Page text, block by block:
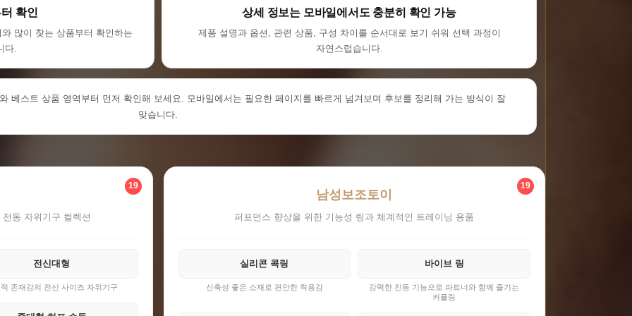
확인
많이 찾는 상품부터 확인하는
다.
상세 정보는 모바일에서도 충분히 확인 가능
제품 설명과 옵션, 관련 상품, 구성 차이를 순서대로 보기 쉬워 선택 과정이
자연스럽습니다.
베스트 상품 영역부터 먼저 확인해 보세요. 모바일에서는 필요한 페이지를 빠르게 넘겨보며 후보를 정리해 가는 방식이 잘
맞습니다.
19
동 자위기구 컬렉션
전신대형
존재감의 전신 사이즈 자위기구
19
남성보조토이
퍼포먼스 향상을 위한 기능성 링과 체계적인 트레이닝 용품
실리콘 콕링
신축성 좋은 소재로 편안한 착용감
바이브 링
강력한 진동 기능으로 파트너와 함께 즐기는
커플링